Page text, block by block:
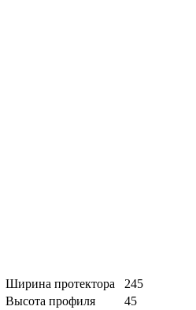
Ширина протектора
245
Высота профиля
45